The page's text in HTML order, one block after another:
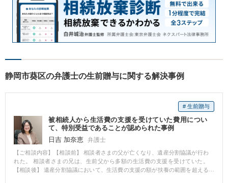
静岡市葵区の弁護士の生前贈与に関する解決事例
# 生前贈与
被相続人から生活費の支援を受けていた費用につい
て、特別受益であることが認められた事例
日吉 加奈恵 弁護士
【ご相談内容】【相談前】 相談者さまの父が亡くなり、遺産分割協議が行わ
れた。 相談者さまの兄は、生前父から多額の生活費の支援を受けていた。
【相談後】 遺産分割協議において、生活費の支援の額が扶養の範囲を超える